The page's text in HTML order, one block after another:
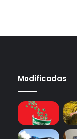
Modificadas